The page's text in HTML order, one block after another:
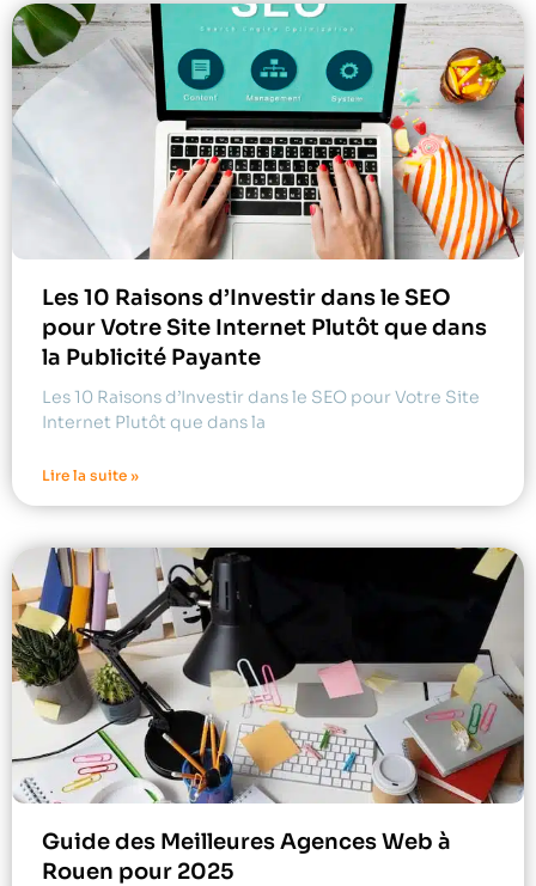
Les 10 Raisons d’Investir dans le SEO
pour Votre Site Internet Plutôt que dans
la Publicité Payante
Les 10 Raisons d’Investir dans le SEO pour Votre Site
Internet Plutôt que dans la
Lire la suite »
Guide des Meilleures Agences Web à
Rouen pour 2025